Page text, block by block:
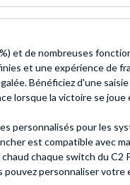
et de nombreuses
et une expérience de
Bénéficiez d'une
lorsque la victoire se
personnalisés pour les
est compatible avec
chaque switch du
pouvez personnaliser